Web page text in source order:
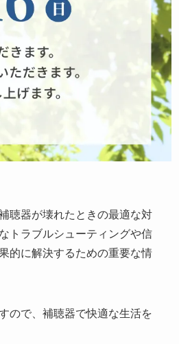
聴器が壊れたときの最適な対
トラブルシューティングや信
的に解決するための重要な情
ので、補聴器で快適な生活を